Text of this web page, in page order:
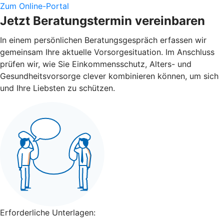
Zum Online-Portal
Jetzt Beratungstermin vereinbaren
In einem persönlichen Beratungsgespräch erfassen wir
gemeinsam Ihre aktuelle Vorsorgesituation. Im Anschluss
prüfen wir, wie Sie Einkommensschutz, Alters- und
Gesundheitsvorsorge clever kombinieren können, um sich
und Ihre Liebsten zu schützen.
Erforderliche Unterlagen: